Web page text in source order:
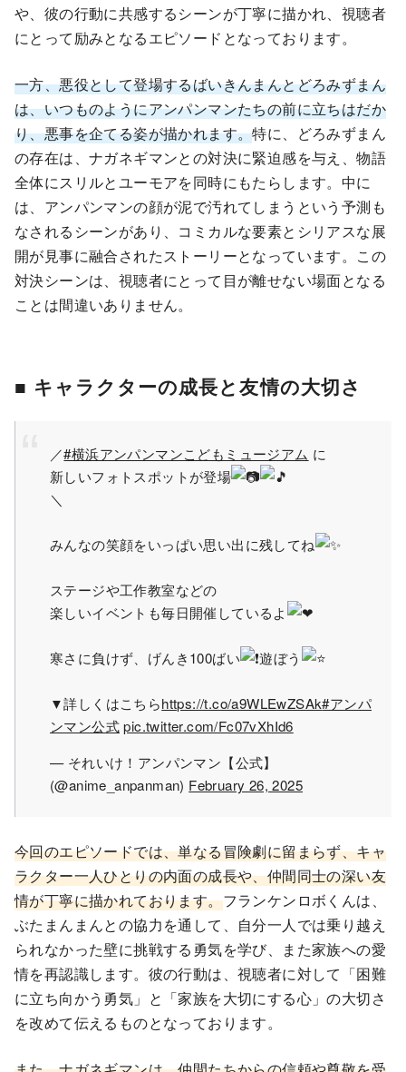
や、彼の行動に共感するシーンが丁寧に描かれ、視聴者
にとって励みとなるエピソードとなっております。
一方、悪役として登場するばいきんまんとどろみずまん
は、いつものようにアンパンマンたちの前に立ちはだか
り、悪事を企てる姿が描かれます。特に、どろみずまん
の存在は、ナガネギマンとの対決に緊迫感を与え、物語
全体にスリルとユーモアを同時にもたらします。中に
は、アンパンマンの顔が泥で汚れてしまうという予測も
なされるシーンがあり、コミカルな要素とシリアスな展
開が見事に融合されたストーリーとなっています。この
対決シーンは、視聴者にとって目が離せない場面となる
ことは間違いありません。
■ キャラクターの成長と友情の大切さ
／#横浜アンパンマンこどもミュージアム に
新しいフォトスポットが登場
＼
みんなの笑顔をいっぱい思い出に残してね
ステージや工作教室などの
楽しいイベントも毎日開催しているよ
寒さに負けず、げんき100ばい 遊ぼう
▼詳しくはこちらhttps://t.co/a9WLEwZSAk#アンパ
ンマン公式 pic.twitter.com/Fc07vXhId6
— それいけ！アンパンマン【公式】
(@anime_anpanman) February 26, 2025
今回のエピソードでは、単なる冒険劇に留まらず、キャ
ラクター一人ひとりの内面の成長や、仲間同士の深い友
情が丁寧に描かれております。フランケンロボくんは、
ぶたまんまんとの協力を通して、自分一人では乗り越え
られなかった壁に挑戦する勇気を学び、また家族への愛
情を再認識します。彼の行動は、視聴者に対して「困難
に立ち向かう勇気」と「家族を大切にする心」の大切さ
を改めて伝えるものとなっております。